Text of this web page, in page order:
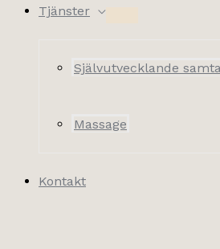
Tjänster
Självutvecklande
Massage
Kontakt